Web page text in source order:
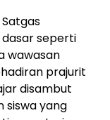
seperti
wawasan
prajurit
disambut
siswa yang